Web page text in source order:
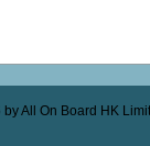
全天的FFG桌遊
On Board HK棋
All On Board HK